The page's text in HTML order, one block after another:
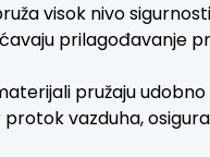
visok nivo
prilagođavanje
pružaju
vazduha,